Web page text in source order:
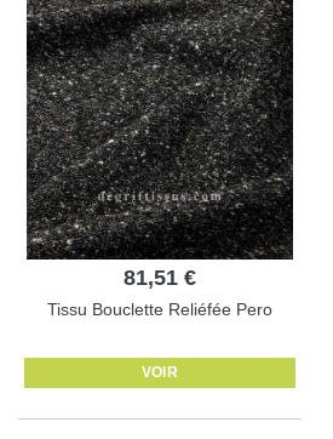
81,51 €
Tissu Bouclette Reliéfée Pero
VOIR